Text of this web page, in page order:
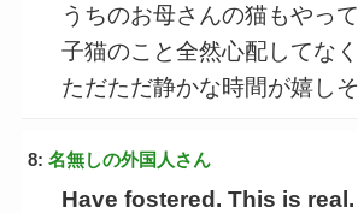
うちのお母さんの猫もやっ
子猫のこと全然心配してな
ただただ静かな時間が嬉し
8: 名無しの外国人さん
Have fostered. This is real.